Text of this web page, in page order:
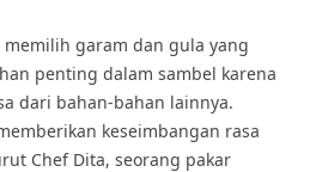
garam dan gula yang
penting dalam sambel karena
dari bahan-bahan lainnya.
keseimbangan rasa
Chef Dita, seorang pakar